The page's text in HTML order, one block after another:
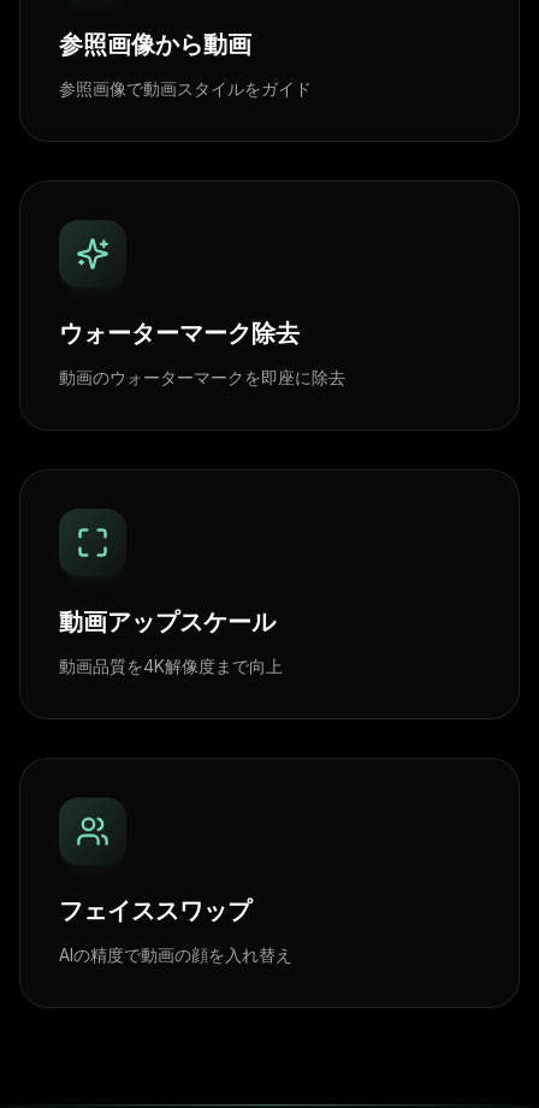
参照画像から動画
参照画像で動画スタイルをガイド
ウォーターマーク除去
動画のウォーターマークを即座に除去
動画アップスケール
動画品質を4K解像度まで向上
フェイススワップ
AIの精度で動画の顔を入れ替え